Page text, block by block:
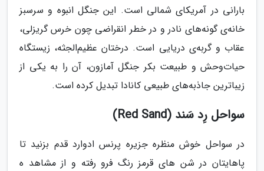
بارانی در آمریکای شمالی است. این جنگل انبوه و سرسبز
خانه‌ی گونه‌های نادر و در خطر انقراضی چون خرس گریزلی،
عقاب و گربه‌ی دریایی است. درختان عظیم‌الجثه، زیستگاه
حیات‌وحش و طبیعت بکر جنگل آمازون، آن را به یکی از
زیباترین جاذبه‌های طبیعی کانادا تبدیل کرده‌ است.
سواحل رِد سَند (Red Sand)
در سواحل خوش منظره جزیره پرنس ادوارد قدم بزنید تا
پاهایتان در شن های قرمز رنگ فرو رفته و از مشاهد ه